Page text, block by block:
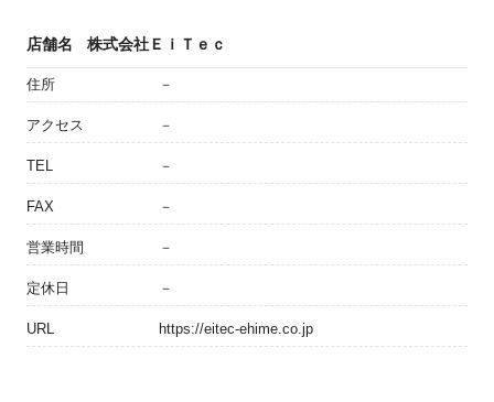
店舗名 株式会社ＥｉＴｅｃ
住所 －
アクセス －
TEL －
FAX －
営業時間 －
定休日 －
URL https://eitec-ehime.co.jp